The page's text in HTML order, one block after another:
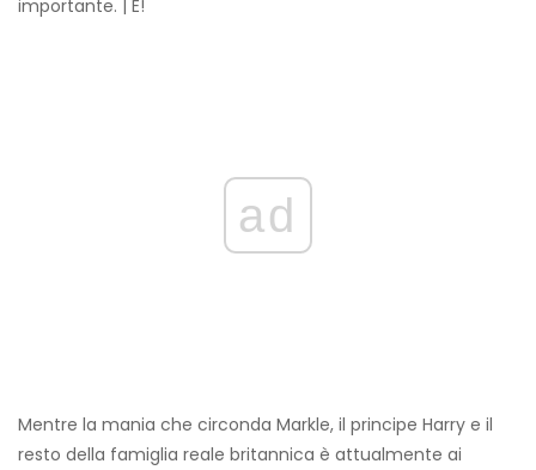
importante. | E!
ad
Mentre la mania che circonda Markle, il principe Harry e il
resto della famiglia reale britannica è attualmente ai